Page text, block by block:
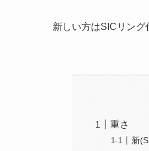
新しい方はSICリング
重さ
新